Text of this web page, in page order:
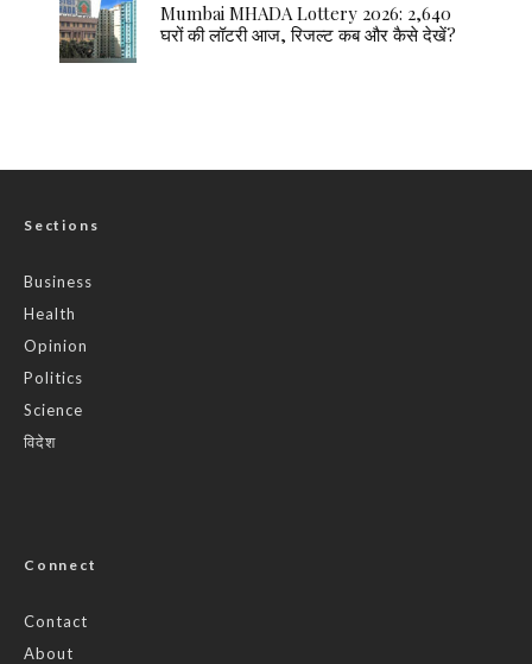
Mumbai MHADA Lottery 2026: 2,640
घरों की लॉटरी आज, रिजल्ट कब और कैसे देखें?
Sections
Business
Health
Opinion
Politics
Science
विदेश
Connect
Contact
About